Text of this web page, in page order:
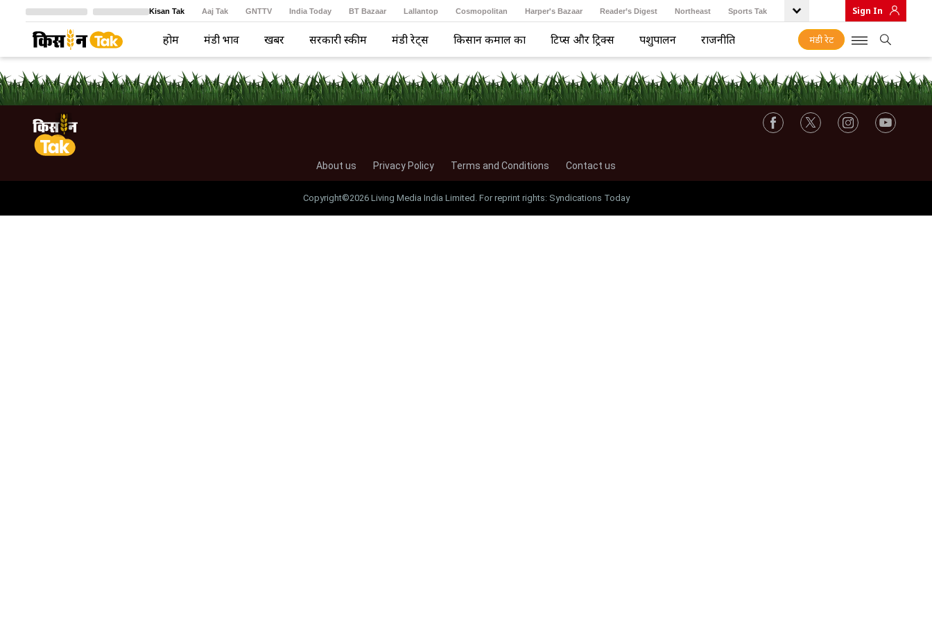
Kisan Tak Aaj Tak GNTTV India Today BT Bazaar Lallantop Cosmopolitan Harper's Bazaar Reader’s Digest Northeast Sports Tak
Crime Tak Astro Tak
Sign In
होम मंडी भाव खबरें सरकारी स्कीम मंडी रेट्स किसान कमाल का टिप्स और ट्रिक्स पशुपालन राजनीति मंडी रेट
About us Privacy Policy Terms and Conditions Contact us
Copyright©2026 Living Media India Limited. For reprint rights: Syndications Today